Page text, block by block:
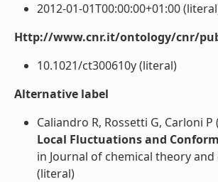
2012-01-01T00:00:00+01:00
Http://www.cnr.it/ontology/cnr/
10.1021/ct300610y (literal)
Alternative label
Caliandro R, Rossetti G, Carloni P
Local Fluctuations and
in Journal of chemical theory
(literal)